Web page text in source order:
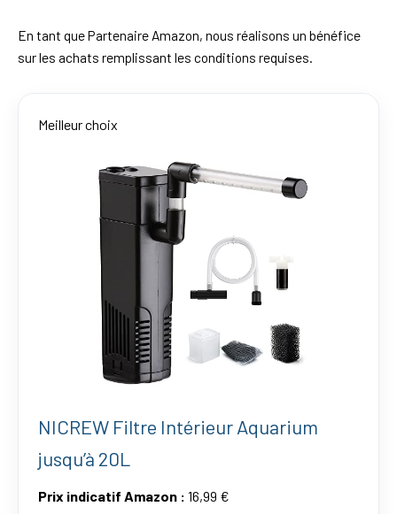
En tant que Partenaire Amazon, nous réalisons un bénéfice
sur les achats remplissant les conditions requises.
Meilleur choix
NICREW Filtre Intérieur Aquarium
jusqu’à 20L
Prix indicatif Amazon : 16,99 €